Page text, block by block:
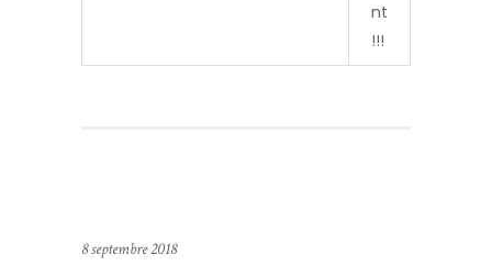
nt
!!!
8 septembre 2018